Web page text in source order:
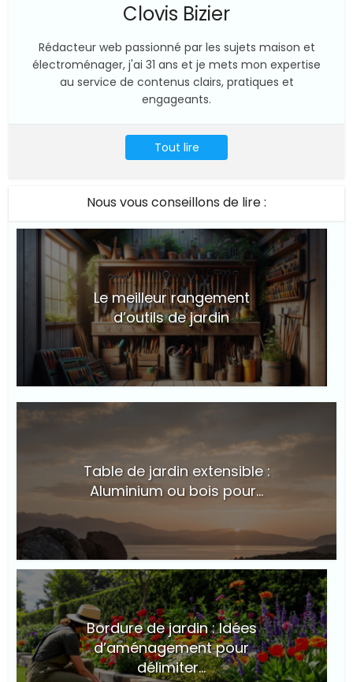
Clovis Bizier
Rédacteur web passionné par les sujets maison et
électroménager, j'ai 31 ans et je mets mon expertise
au service de contenus clairs, pratiques et
engageants.
Tout lire
Nous vous conseillons de lire :
Le meilleur rangement
d’outils de jardin
© Suite101
Table de jardin extensible :
Aluminium ou bois pour...
Bordure de jardin : Idées
d’aménagement pour
délimiter...